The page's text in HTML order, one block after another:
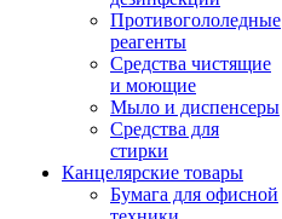
Противогололедные
реагенты
Средства чистящие
и моющие
Мыло и диспенсеры
Средства для
стирки
Канцелярские товары
Бумага для офисной